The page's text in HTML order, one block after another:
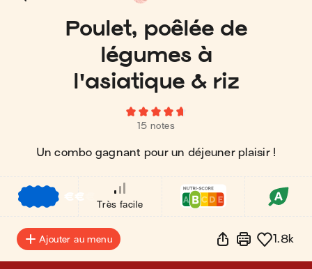
Poulet, poêlée de
légumes à
l'asiatique & riz
15 notes
Un combo gagnant pour un déjeuner plaisir !
€€
Très facile
Ajouter au menu 1.8k